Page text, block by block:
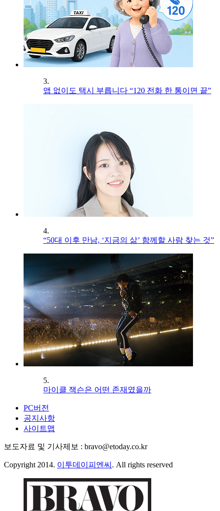
3.
앱 없이도 택시 부릅니다 “120 전화 한 통이면 끝”
4.
“50대 이후 만남, ‘지금의 삶’ 함께할 사람 찾는 것”
5.
마이클 잭슨은 어떤 존재였을까
PC버전
공지사항
사이트맵
보도자료 및 기사제보 : bravo@etoday.co.kr
Copyright 2014. 이투데이피엔씨 . All rights reserved